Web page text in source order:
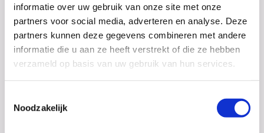
informatie over uw gebruik van onze site met onze
partners voor social media, adverteren en analyse. Deze
partners kunnen deze gegevens combineren met andere
informatie die u aan ze heeft verstrekt of die ze hebben
verzameld op basis van uw gebruik van hun services.
Noodzakelijk